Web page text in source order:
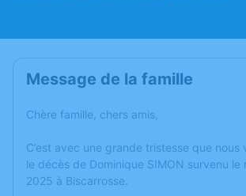
Message de la famille
Chère famille, chers amis,
C’est avec une grande tristesse que nous
le décès de Dominique SIMON survenu le
2025 à Biscarrosse.